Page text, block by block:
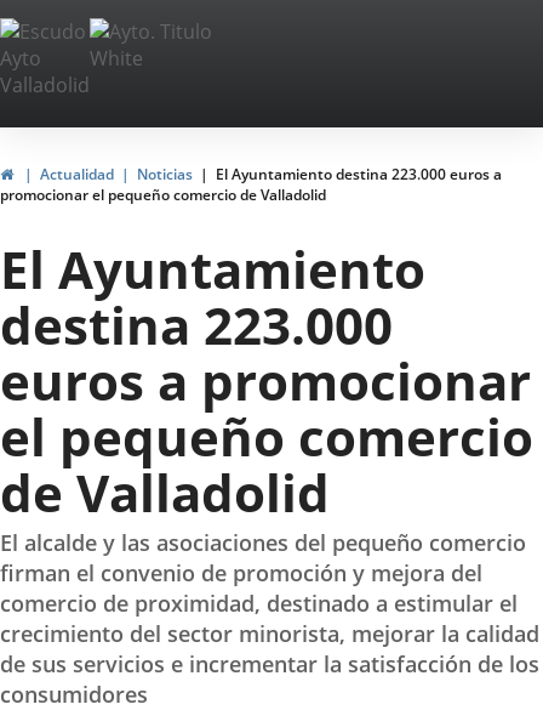
Jump to content
Portal
Web
del
Ayuntamiento
de
Valladolid
HomeActualidad Noticias
El Ayuntamiento destina 223.000 euros a
promocionar el pequeño comercio de Valladolid
El Ayuntamiento
destina 223.000
euros a promocionar
el pequeño comercio
de Valladolid
El alcalde y las asociaciones del pequeño comercio
firman el convenio de promoción y mejora del
comercio de proximidad, destinado a estimular el
crecimiento del sector minorista, mejorar la calidad
de sus servicios e incrementar la satisfacción de los
consumidores